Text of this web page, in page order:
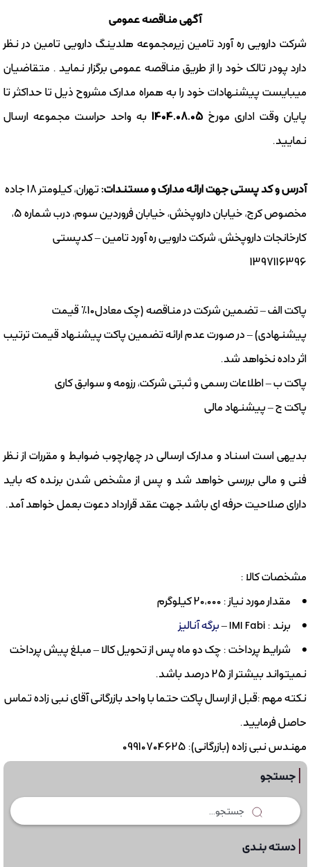
آگهی مناقصه عمومی
شرکت دارویی ره آورد تامین زیرمجموعه هلدینگ دارویی تامین در نظر
دارد پودر تالک خود را از طریق مناقصه عمومی برگزار نماید . متقاضیان
میبایست پیشنهادات خود را به همراه مدارک مشروح ذیل تا حداکثر تا
پایان وقت اداری مورخ 1404.08.05 به واحد حراست مجموعه ارسال
نمایید.
آدرس و کد پستی جهت ارائه مدارک و مستندات:
تهران، کیلومتر 18 جاده
مخصوص کرج، خیابان داروپخش، خیابان فروردین سوم، درب شماره 5،
کارخانجات داروپخش، شرکت دارویی ره آورد تامین – کدپستی
1397116396
پاکت الف – تضمین شرکت در مناقصه (چک معادل10% قیمت
پیشنهادی) – در صورت عدم ارائه تضمین پاکت پیشنهاد قیمت ترتیب
اثر داده نخواهد شد.
پاکت ب – اطلاعات رسمی و ثبتی شرکت، رزومه و سوابق کاری
پاکت ج – پیشنهاد مالی
بدیهی است اسناد و مدارک ارسالی در چهارچوب ضوابط و مقررات از نظر
فنی و مالی بررسی خواهد شد و پس از مشخص شدن برنده که باید
دارای صلاحیت حرفه ای باشد جهت عقد قرارداد دعوت بعمل خواهد آمد.
مشخصات کالا :
مقدار مورد نیاز : 20،000 کیلوگرم
برند : IMI Fabi –
برگه آنالیز
شرایط پرداخت : چک دو ماه پس از تحویل کالا – مبلغ پیش پرداخت
نمیتواند بیشتر از 25 درصد باشد.
نکته مهم :قبل از ارسال پاکت حتما با واحد بازرگانی آقای نبی زاده تماس
حاصل فرمایید.
مهندس نبی زاده (بازرگانی): 09910704625
جستجو
دسته بندی